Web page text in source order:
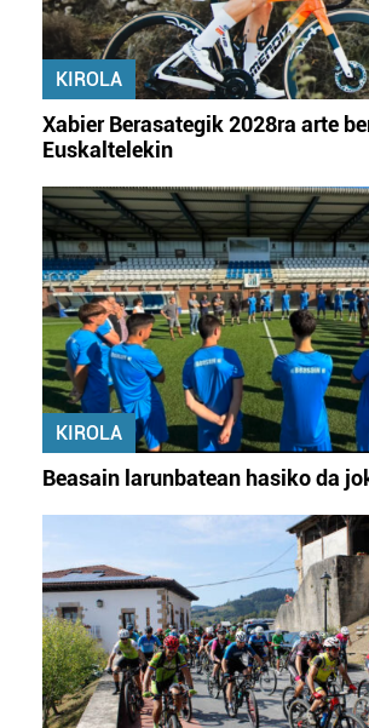
KIROLA
Xabier Berasategik 2028ra arte
Euskaltelekin
KIROLA
Beasain larunbatean hasiko da